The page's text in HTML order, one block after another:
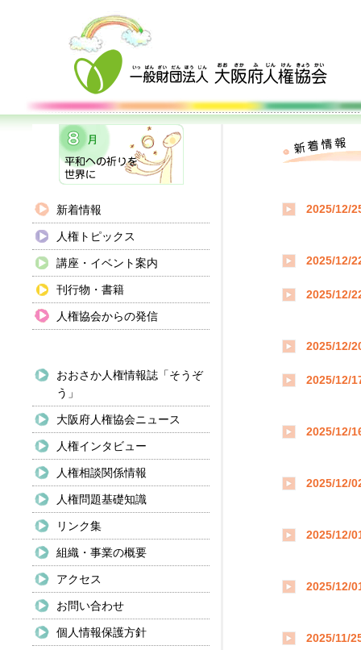
新着情報
人権トピックス
講座・イベント案内
刊行物・書籍
人権協会からの発信
おおさか人権情報誌「そうぞ
う」
大阪府人権協会ニュース
人権インタビュー
人権相談関係情報
人権問題基礎知識
リンク集
組織・事業の概要
アクセス
お問い合わせ
個人情報保護方針
2025/12/
2025/12/
2025/12/
2025/12/
2025/12/
2025/12/
2025/12/
2025/12/
2025/12/
2025/11/